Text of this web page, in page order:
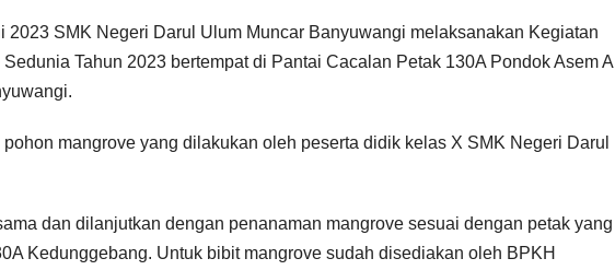
2023 SMK Negeri Darul Ulum Muncar Banyuwangi melaksanakan Kegiatan
Tahun 2023 bertempat di Pantai Cacalan Petak 130A Pondok Asem
mangrove yang dilakukan oleh peserta didik kelas X SMK Negeri Darul
dan dilanjutkan dengan penanaman mangrove sesuai dengan petak yang
Kedunggebang. Untuk bibit mangrove sudah disediakan oleh BPKH